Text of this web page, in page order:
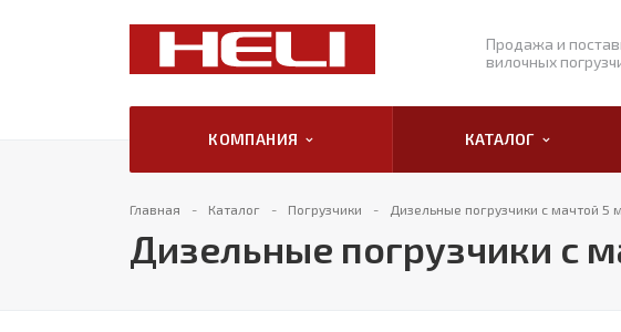
Продажа и
вилочных
КОМПАНИЯ КАТАЛОГ
Главная Каталог Погрузчики Дизельные погрузчики с мачтой 5
Дизельные погрузчики с